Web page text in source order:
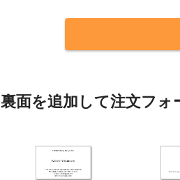
裏面を追加して注文フォ